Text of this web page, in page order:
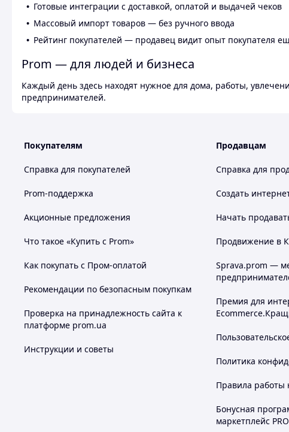
Готовые интеграции с доставкой, оплатой и выдачей чеков
Массовый импорт товаров — без ручного ввода
Рейтинг покупателей — продавец видит опыт покупателя
Prom — для людей и бизнеса
Каждый день здесь находят нужное для дома, работы,
предпринимателей.
Покупателям
Справка для покупателей
Prom-поддержка
Акционные предложения
Что такое «Купить с Prom»
Как покупать с Пром-оплатой
Рекомендации по безопасным покупкам
Проверка на принадлежность сайта к
платформе prom.ua
Инструкции и советы
Продавцам
Справка для
Создать
Начать
Продвижение в
Sprava.prom —
Премия для
Политика
Правила работы
Бонусная
маркетплейс